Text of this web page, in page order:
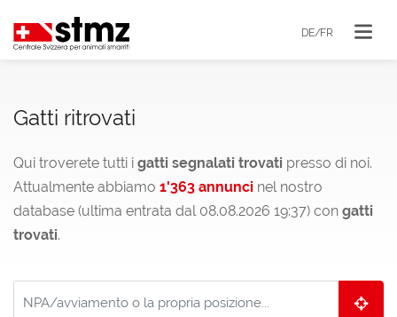
DE/FR
Gatti ritrovati
Qui troverete tutti i gatti segnalati trovati presso di noi.
Attualmente abbiamo 1'363 annunci nel nostro
database (ultima entrata dal 08.08.2026 19:37) con gatti
trovati.